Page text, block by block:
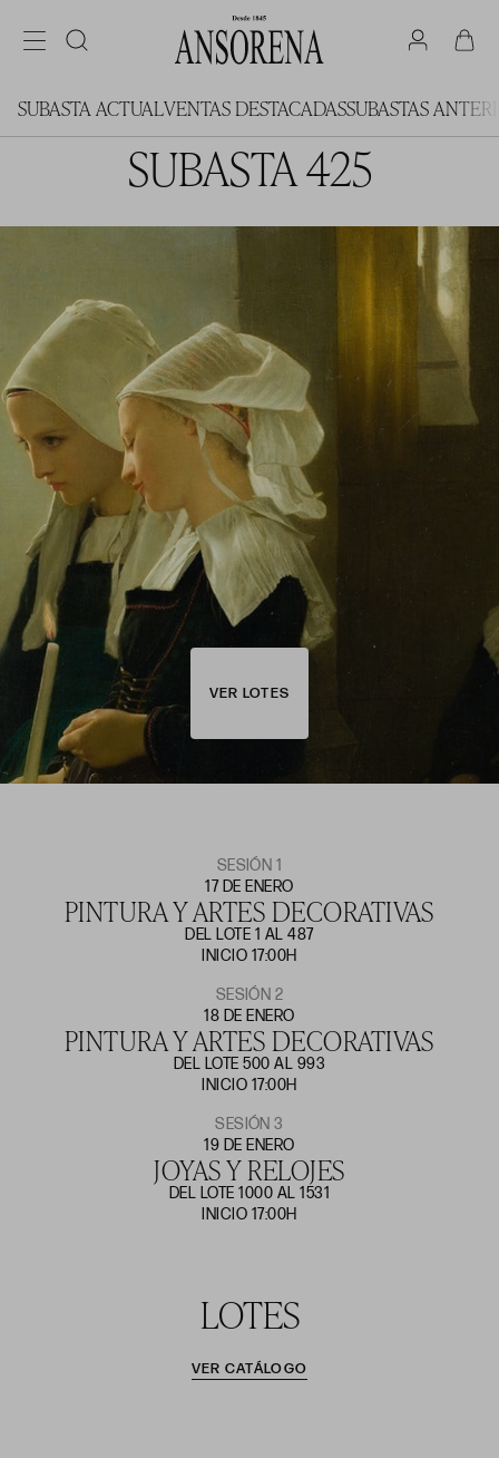
SUBASTA ACTUALVENTAS DESTACADASSUBASTAS
SUBASTA 425
VER LOTES
SESIÓN 1
17 DE ENERO
PINTURA Y ARTES DECORATIVAS
DEL LOTE 1 AL 487
INICIO 17:00H
SESIÓN 2
18 DE ENERO
PINTURA Y ARTES DECORATIVAS
DEL LOTE 500 AL 993
INICIO 17:00H
SESIÓN 3
19 DE ENERO
JOYAS Y RELOJES
DEL LOTE 1000 AL 1531
INICIO 17:00H
LOTES
VER CATÁLOGO